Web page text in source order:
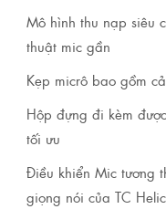
Mô hình thu nạp siêu
thuật mic gần
Kẹp micrô bao gồm
Hộp đựng đi kèm
tối ưu
Điều khiển Mic tương
giọng nói của TC